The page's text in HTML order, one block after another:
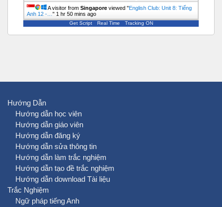
A visitor from Singapore viewed "English Club: Unit 8: Tiếng
Anh 12 -… " 1 hr 50 mins ago
Get Script Real Time Tracking ON
Hướng Dẫn
Hướng dẫn học viên
Hướng dẫn giáo viên
Hướng dẫn đăng ký
Hướng dẫn sửa thông tin
Hướng dẫn làm trắc nghiệm
Hướng dẫn tạo đề trắc nghiệm
Hướng dẫn download Tài liệu
Trắc Nghiệm
Ngữ pháp tiếng Anh